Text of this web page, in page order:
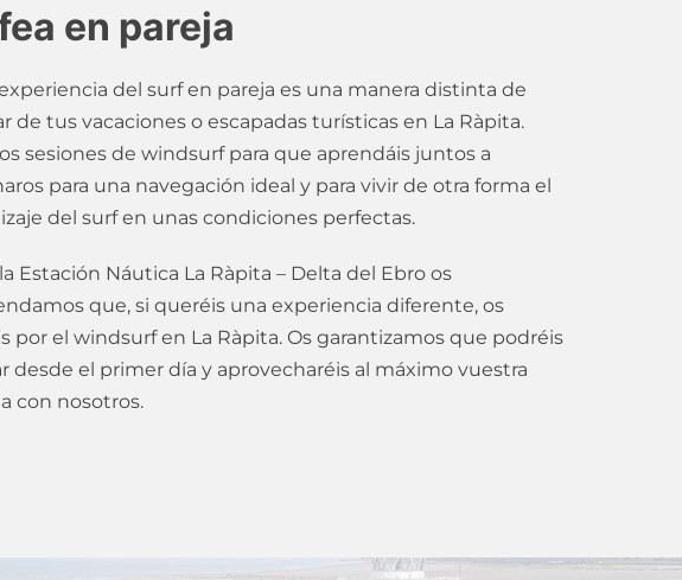
en pareja
del surf en pareja es una manera distinta de
de tus vacaciones o escapadas turísticas en La Ràpita.
sesiones de windsurf para que aprendáis juntos a
para una navegación ideal y para vivir de otra forma el
del surf en unas condiciones perfectas.
Estación Náutica La Ràpita – Delta del Ebro os
que, si queréis una experiencia diferente, os
por el windsurf en La Ràpita. Os garantizamos que podréis
desde el primer día y aprovecharéis al máximo vuestra
con nosotros.